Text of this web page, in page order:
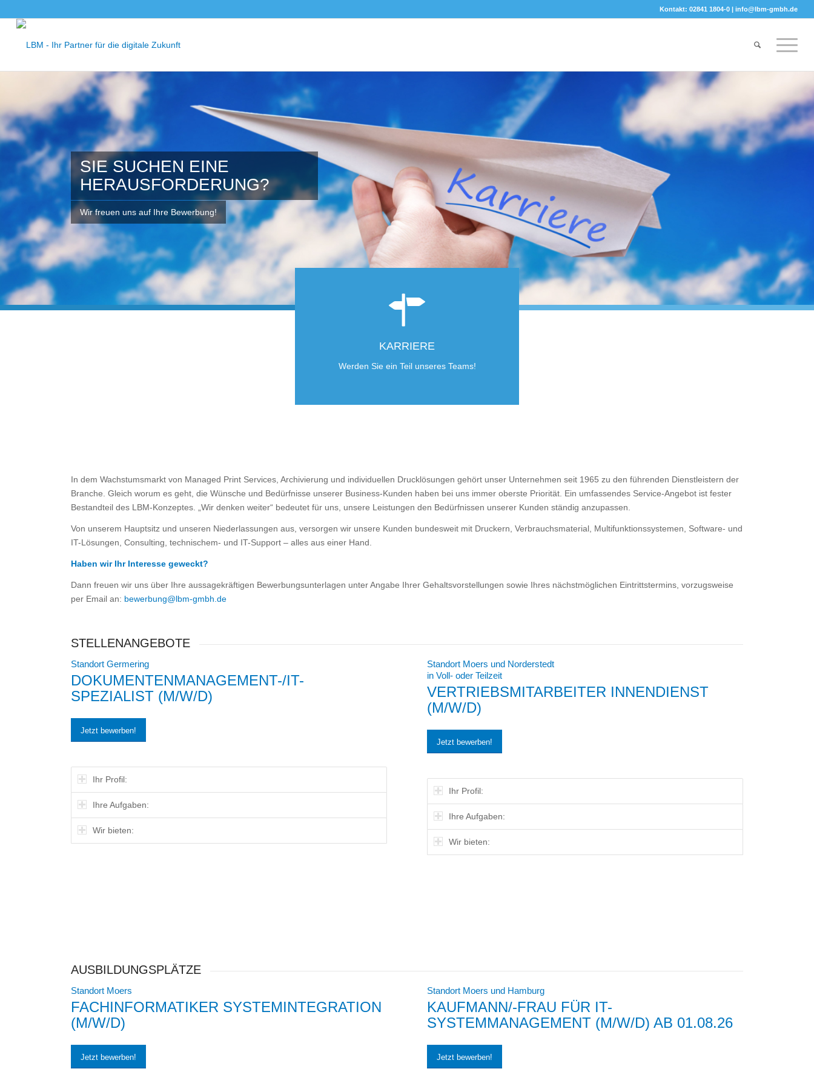
Kontakt: 02841 1804-0 |info@lbm-gmbh.de
SIE SUCHEN EINE
HERAUSFORDERUNG?
Wir freuen uns auf Ihre Bewerbung!
KARRIERE
Werden Sie ein Teil unseres Teams!
In dem Wachstumsmarkt von Managed Print Services, Archivierung und individuellen Drucklösungen gehört unser Unternehmen seit 1965 zu den führenden Dienstleistern der
Branche. Gleich worum es geht, die Wünsche und Bedürfnisse unserer Business-Kunden haben bei uns immer oberste Priorität. Ein umfassendes Service-Angebot ist fester
Bestandteil des LBM-Konzeptes. „Wir denken weiter“ bedeutet für uns, unsere Leistungen den Bedürfnissen unserer Kunden ständig anzupassen.
Von unserem Hauptsitz und unseren Niederlassungen aus, versorgen wir unsere Kunden bundesweit mit Druckern, Verbrauchsmaterial, Multifunktionssystemen, Software- und
IT-Lösungen, Consulting, technischem- und IT-Support – alles aus einer Hand.
Haben wir Ihr Interesse geweckt?
Dann freuen wir uns über Ihre aussagekräftigen Bewerbungsunterlagen unter Angabe Ihrer Gehaltsvorstellungen sowie Ihres nächstmöglichen Eintrittstermins, vorzugsweise
per Email an: bewerbung@lbm-gmbh.de
STELLENANGEBOTE
Standort Germering
DOKUMENTENMANAGEMENT-/IT-
SPEZIALIST (M/W/D)
Jetzt bewerben!
Ihr Profil:
Ihre Aufgaben:
Wir bieten:
Standort Moers und Norderstedt
in Voll- oder Teilzeit
VERTRIEBSMITARBEITER INNENDIENST
(M/W/D)
Jetzt bewerben!
Ihr Profil:
Ihre Aufgaben:
Wir bieten:
AUSBILDUNGSPLÄTZE
Standort Moers
FACHINFORMATIKER SYSTEMINTEGRATION
(M/W/D)
Jetzt bewerben!
Standort Moers und Hamburg
KAUFMANN/-FRAU FÜR IT-
SYSTEMMANAGEMENT (M/W/D) AB 01.08.26
Jetzt bewerben!